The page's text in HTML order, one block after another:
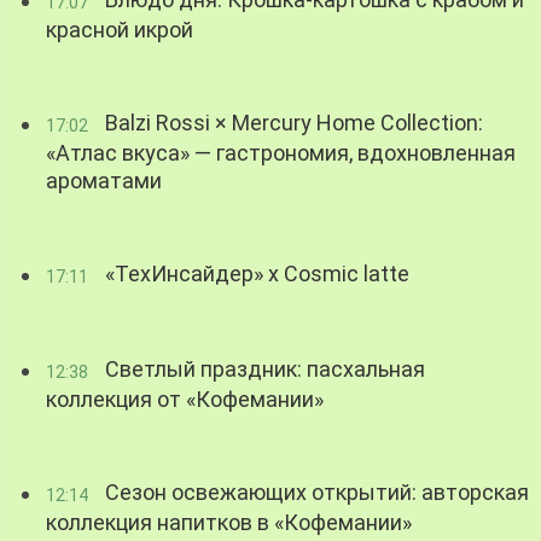
красной икрой
17:02
Balzi Rossi × Mercury Home Collection:
«Атлас вкуса» — гастрономия, вдохновленная
ароматами
17:11 «ТехИнсайдер» х Cosmic latte
12:38
Светлый праздник: пасхальная
коллекция от «Кофемании»
12:14
Сезон освежающих открытий: авторская
коллекция напитков в «Кофемании»